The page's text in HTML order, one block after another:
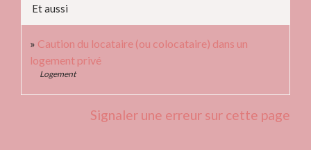
Et aussi
Caution du locataire (ou colocataire) dans un
logement privé
Logement
Signaler une erreur sur cette page